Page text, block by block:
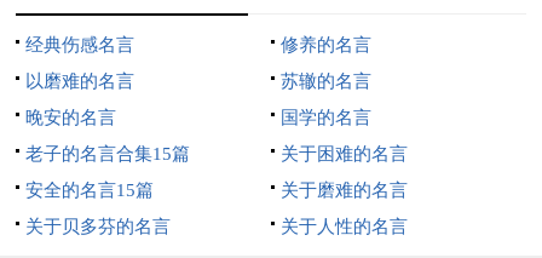
经典伤感名言
修养的名言
以磨难的名言
苏辙的名言
晚安的名言
国学的名言
老子的名言合集15篇
关于困难的名言
安全的名言15篇
关于磨难的名言
关于贝多芬的名言
关于人性的名言